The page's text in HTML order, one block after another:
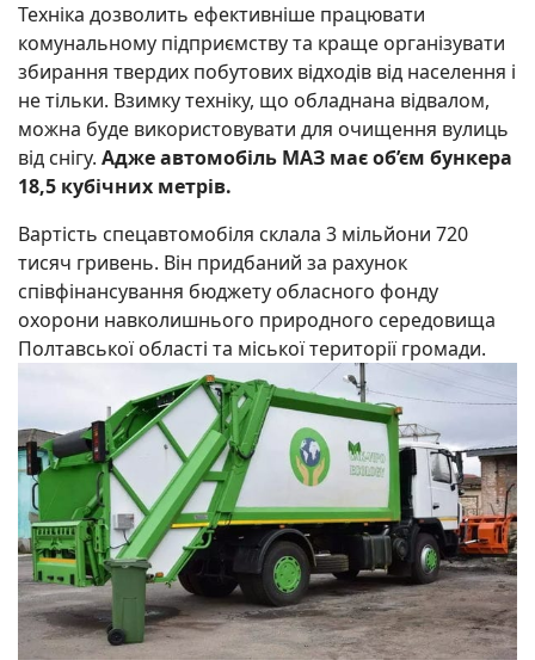
Техніка дозволить ефективніше працювати
комунальному підприємству та краще організувати
збирання твердих побутових відходів від населення і
не тільки. Взимку техніку, що обладнана відвалом,
можна буде використовувати для очищення вулиць
від снігу. Адже автомобіль МАЗ має об’єм бункера
18,5 кубічних метрів.
Вартість спецавтомобіля склала 3 мільйони 720
тисяч гривень. Він придбаний за рахунок
співфінансування бюджету обласного фонду
охорони навколишнього природного середовища
Полтавської області та міської території громади.